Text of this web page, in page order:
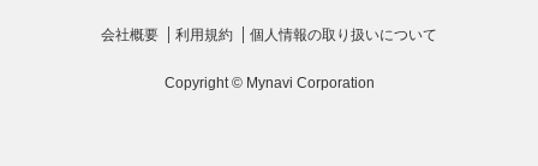
会社概要 利用規約 個人情報の取り扱いについて
Copyright © Mynavi Corporation